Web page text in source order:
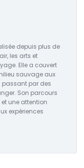
depuis plus de
les arts et
Elle a couvert
sauvage aux
passant par des
Son parcours
une attention
expériences